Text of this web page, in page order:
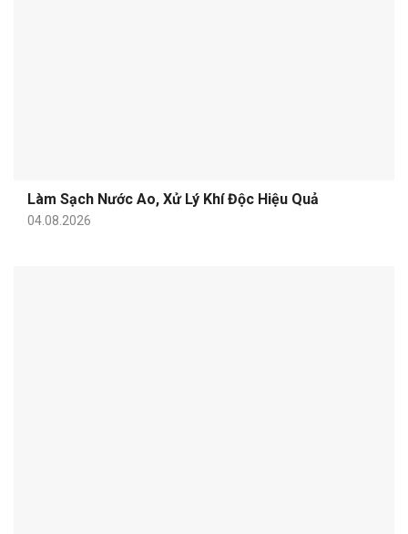
Làm Sạch Nước Ao, Xử Lý Khí Độc Hiệu Quả
04.08.2026